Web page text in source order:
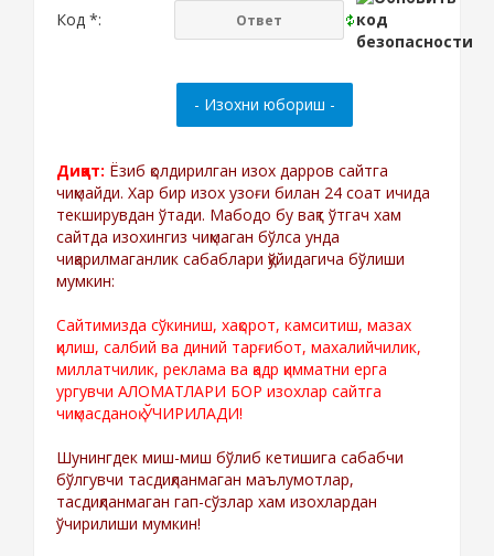
Код *:
Диққат: Ёзиб қолдирилган изох дарров сайтга
чиқмайди. Хар бир изох узоғи билан 24 соат ичида
текширувдан ўтади. Мабодо бу вақт ўтгач хам
сайтда изохингиз чиқмаган бўлса унда
чиқарилмаганлик сабаблари қўйидагича бўлиши
мумкин:
Сайтимизда сўкиниш, хақорот, камситиш, мазах
қилиш, салбий ва диний тарғибот, махалийчилик,
миллатчилик, реклама ва қадр қимматни ерга
ургувчи АЛОМАТЛАРИ БОР изохлар сайтга
чиқмасданоқ ЎЧИРИЛАДИ!
Шунингдек миш-миш бўлиб кетишига сабабчи
бўлгувчи тасдиқланмаган маълумотлар,
тасдиқланмаган гап-сўзлар хам изохлардан
ўчирилиши мумкин!